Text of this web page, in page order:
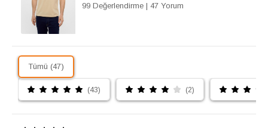
99 Değerlendirme | 47 Yorum
Tümü (47)
(43) (2)